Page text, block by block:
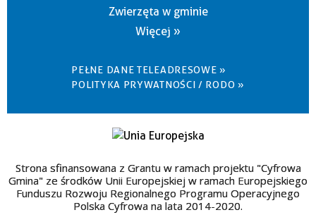
Zwierzęta w gminie
Więcej »
PEŁNE DANE TELEADRESOWE »
POLITYKA PRYWATNOŚCI / RODO »
Strona sfinansowana z Grantu w ramach projektu "Cyfrowa
Gmina" ze środków Unii Europejskiej w ramach Europejskiego
Funduszu Rozwoju Regionalnego Programu Operacyjnego
Polska Cyfrowa na lata 2014-2020.